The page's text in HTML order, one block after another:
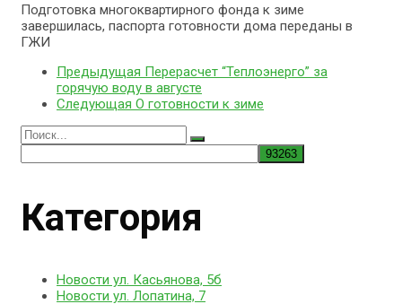
Подготовка многоквартирного фонда к зиме
завершилась, паспорта готовности дома переданы в
ГЖИ
Предыдущая Перерасчет “Теплоэнерго” за
горячую воду в августе
Следующая О готовности к зиме
Поиск
по:
Категория
Новости ул. Касьянова, 5б
Новости ул. Лопатина, 7